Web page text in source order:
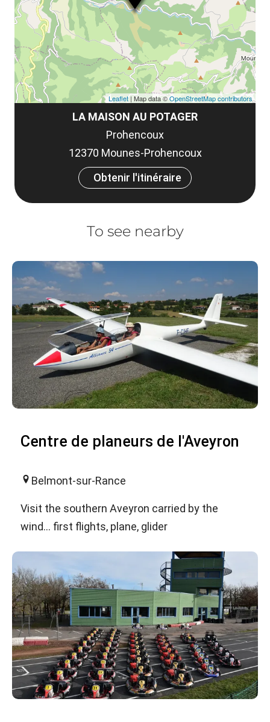
LA MAISON AU POTAGER
Prohencoux
12370 Mounes-Prohencoux
Obtenir l'itinéraire
Leaflet| Map data ©OpenStreetMap contributors
To see nearby
Centre de planeurs de l'Aveyron
Belmont-sur-Rance
Visit the southern Aveyron carried by the
wind... first flights, plane, glider